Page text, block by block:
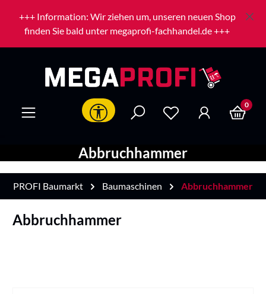
Zum Hauptinhalt springen
+++ Information: Wir ziehen um, unseren neuen Shop
finden Sie bald unter megaprofi-fachhandel.de +++
Werkzeugleiste anzeigen 0
Abbruchhammer
PROFI Baumarkt Baumaschinen Abbruchhammer
Abbruchhammer